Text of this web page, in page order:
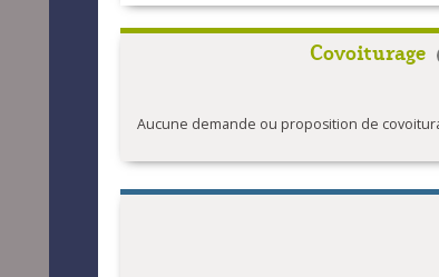
Covoiturage
Aucune demande ou proposition de